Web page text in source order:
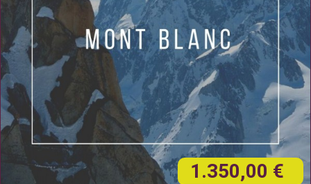
1.350,00 €